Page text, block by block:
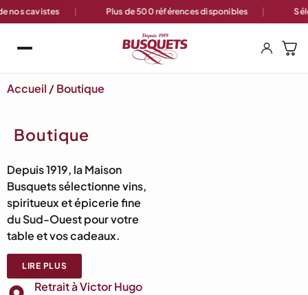
500 références disponibles Sélections rares
Accueil / Boutique
Boutique
Depuis 1919, la Maison
Busquets sélectionne vins,
spiritueux et épicerie fine
du Sud-Ouest pour votre
table et vos cadeaux.
LIRE PLUS
Retrait à Victor Hugo